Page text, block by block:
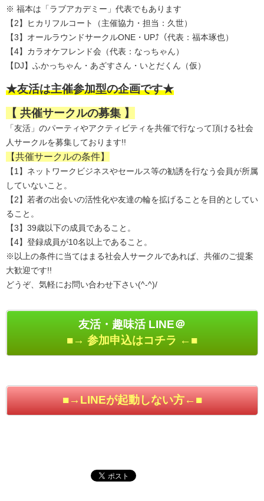
※ 福本は「ラブアカデミー」代表でもあります
【2】ヒカリフルコート（主催協力・担当：久世）
【3】オールラウンドサークルONE・UP⤴（代表：福本琢也）
【4】カラオケフレンド会（代表：なっちゃん）
【DJ】ふかっちゃん・あざすさん・いとだくん（仮）
★友活は主催参加型の企画です★
【 共催サークルの募集 】
「友活」のパーティやアクティビティを共催で行なって頂ける社会
人サークルを募集しております!!
【共催サークルの条件】
【1】ネットワークビジネスやセールス等の勧誘を行なう会員が所属
していないこと。
【2】若者の出会いの活性化や友達の輪を拡げることを目的としてい
ること。
【3】39歳以下の成員であること。
【4】登録成員が10名以上であること。
※以上の条件に当てはまる社会人サークルであれば、共催のご提案
大歓迎です!!
どうぞ、気軽にお問い合わせ下さい(^-^)/
友活・趣味活 LINE＠
■→ 参加申込はコチラ ←■
■→LINEが起動しない方←■